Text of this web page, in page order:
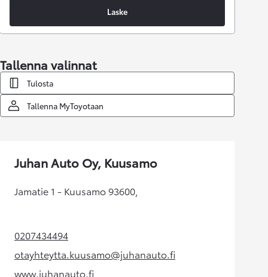
Laske
Tallenna valinnat
Tulosta
Tallenna MyToyotaan
Juhan Auto Oy, Kuusamo
Jamatie 1 - Kuusamo 93600,
0207434494(Aukeaa uudessa välilehdessä)
otayhteytta.kuusamo@juhanauto.fi
(Aukeaa uudessa välilehdessä)
www.juhanauto.fi